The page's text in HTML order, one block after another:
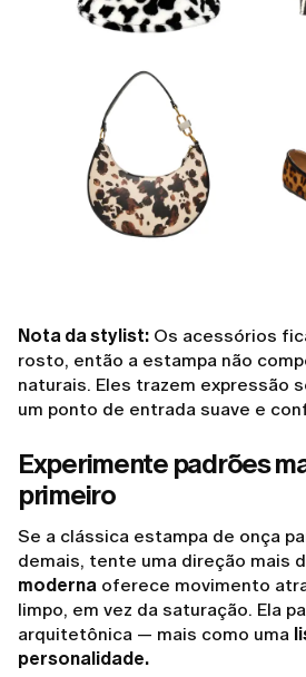
Nota da stylist: Os acessórios
rosto, então a estampa não
naturais. Eles trazem expressão
um ponto de entrada suave e
Experimente padrões
primeiro
Se a clássica estampa de onça
demais, tente uma direção mais
moderna oferece movimento
limpo, em vez da saturação. Ela
arquitetônica — mais como uma
personalidade.